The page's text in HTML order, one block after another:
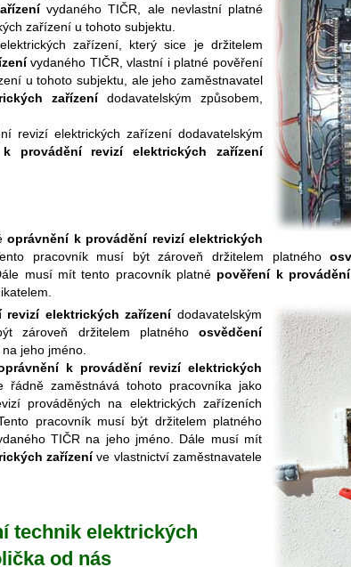
vydaného TIČR, ale nevlastní platné
zařízení u tohoto subjektu.
zařízení, který sice je držitelem
vydaného TIČR, vlastní i platné pověření
u tohoto subjektu, ale jeho zaměstnavatel
zařízenídodavatelským způsobem,
revizí elektrických zařízení dodavatelským
provádění revizí elektrických zařízení
oprávnění k provádění revizí elektrických
pracovník musí být zároveň držitelem platného
musí mít tento pracovník platné pověření k
elektrických zařízenídodavatelským
zároveň držitelem platného osvědčení
jeho jméno.
k provádění revizí elektrických
zaměstnává tohoto pracovníka jako
prováděných na elektrických zařízeních
pracovník musí být držitelem platného
TIČR na jeho jméno. Dále musí mít
zařízeníve vlastnictví zaměstnavatele
technik elektrických
od nás